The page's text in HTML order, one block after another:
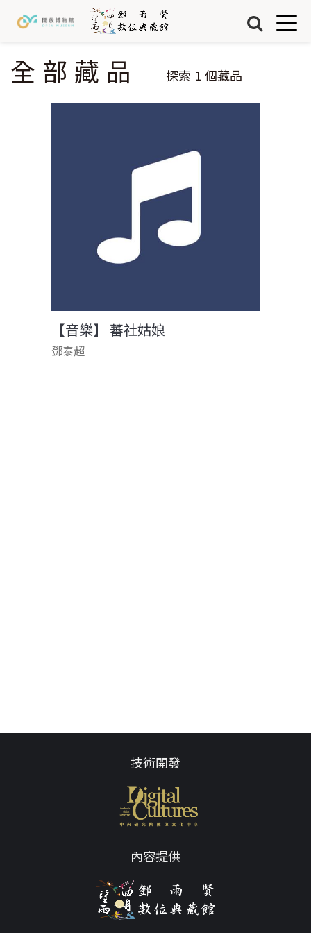
關於我們
Jump to Navigation
Jump to Main content
您在這裡
全部藏品 探索 1 個藏品
【音樂】 蕃社姑娘
鄧泰超
技術開發
內容提供